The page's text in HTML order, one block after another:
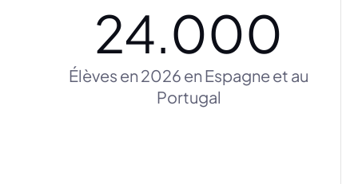
24.000
Élèves en 2026 en Espagne et au
Portugal